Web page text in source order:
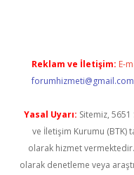
Reklam ve İletişim: E-
forumhizmeti@gmail.com
Yasal Uyarı: Sitemiz, 5651
ve İletişim Kurumu (BTK)
olarak hizmet
olarak denetleme veya